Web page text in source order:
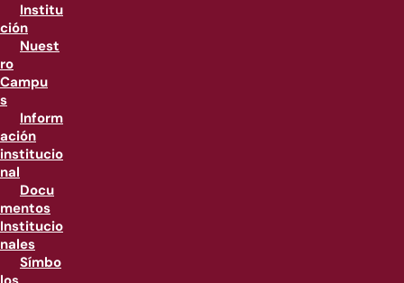
Institu
ción
Nuest
ro
Campu
s
Inform
ación
institucio
nal
Docu
mentos
Institucio
nales
Símbo